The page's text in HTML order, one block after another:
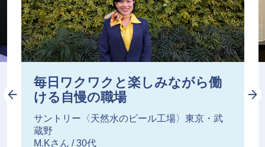
毎日ワクワクと楽しみながら働
ける自慢の職場
サントリー〈天然水のビール工場〉東京・武
蔵野
M.Kさん / 30代